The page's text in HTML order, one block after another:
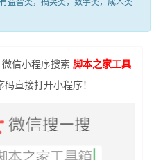
益智类，搞笑类，数学类，成人类
信小程序搜索 脚本之家工具
直接打开小程序！